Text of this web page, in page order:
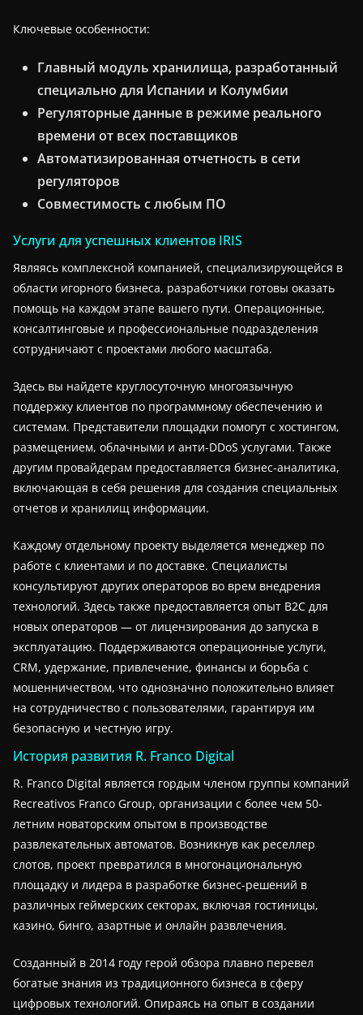
Ключевые особенности:
Главный модуль хранилища, разработанный
специально для Испании и Колумбии
Регуляторные данные в режиме реального
времени от всех поставщиков
Автоматизированная отчетность в сети
регуляторов
Совместимость с любым ПО
Услуги для успешных клиентов IRIS
Являясь комплексной компанией, специализирующейся в
области игорного бизнеса, разработчики готовы оказать
помощь на каждом этапе вашего пути. Операционные,
консалтинговые и профессиональные подразделения
сотрудничают с проектами любого масштаба.
Здесь вы найдете круглосуточную многоязычную
поддержку клиентов по программному обеспечению и
системам. Представители площадки помогут с хостингом,
размещением, облачными и анти-DDoS услугами. Также
другим провайдерам предоставляется бизнес-аналитика,
включающая в себя решения для создания специальных
отчетов и хранилищ информации.
Каждому отдельному проекту выделяется менеджер по
работе с клиентами и по доставке. Специалисты
консультируют других операторов во врем внедрения
технологий. Здесь также предоставляется опыт B2C для
новых операторов — от лицензирования до запуска в
эксплуатацию. Поддерживаются операционные услуги,
CRM, удержание, привлечение, финансы и борьба с
мошенничеством, что однозначно положительно влияет
на сотрудничество с пользователями, гарантируя им
безопасную и честную игру.
История развития R. Franco Digital
R. Franco Digital является гордым членом группы компаний
Recreativos Franco Group, организации с более чем 50-
летним новаторским опытом в производстве
развлекательных автоматов. Возникнув как реселлер
слотов, проект превратился в многонациональную
площадку и лидера в разработке бизнес-решений в
различных геймерских секторах, включая гостиницы,
казино, бинго, азартные и онлайн развлечения.
Созданный в 2014 году герой обзора плавно перевел
богатые знания из традиционного бизнеса в сферу
цифровых технологий. Опираясь на опыт в создании